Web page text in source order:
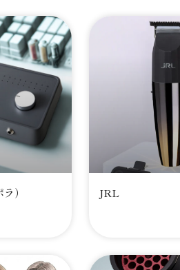
） JRL